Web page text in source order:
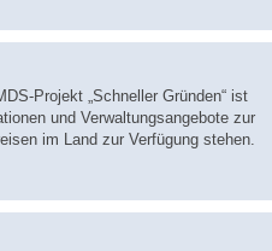
Projekt „Schneller Gründen“ ist
und Verwaltungsangebote zur
im Land zur Verfügung stehen.